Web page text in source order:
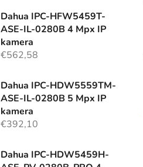
Dahua IPC-HFW5459T-
ASE-IL-0280B 4 Mpx IP
kamera
€562,58
Dahua IPC-HDW5559TM-
ASE-IL-0280B 5 Mpx IP
kamera
€392,10
Dahua IPC-HDW5459H-